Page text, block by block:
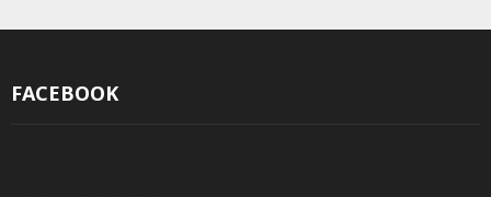
FACEBOOK